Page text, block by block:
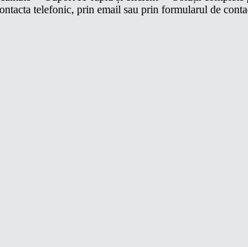
telefonic, prin email sau prin formularul de